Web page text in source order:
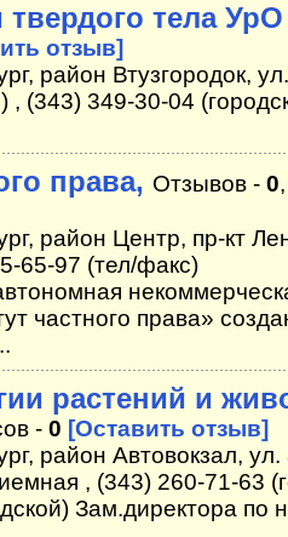
твердого тела
отзыв]
район Втузгородок,
, (343) 349-30-04
права, Отзывов - 0
район Центр, пр-кт
65-97 (тел/факс)
частного права»
растений и
- 0 [Оставить отзыв]
район Автовокзал,
, (343) 260-71-63
Зам.директора по